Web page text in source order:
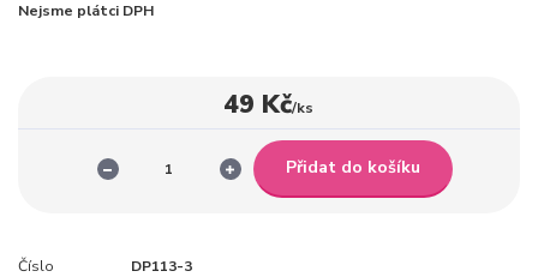
Nejsme plátci DPH
49 Kč/ks
Přidat do košíku
Číslo
DP113-3